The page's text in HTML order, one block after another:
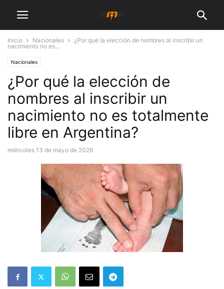
Inicio Nacionales
¿Por qué la elección de nombres al inscribir un
nacimiento no es...
Nacionales
¿Por qué la elección de
nombres al inscribir un
nacimiento no es totalmente
libre en Argentina?
miércoles 13 de mayo de 2026